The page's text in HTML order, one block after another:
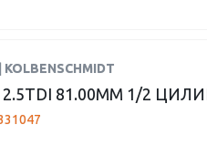
KOLBENSCHMIDT
81.00MM 1/2